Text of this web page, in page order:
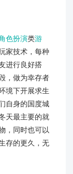
色扮演类游
家技术，每种
进行良好搭
，做为幸存者
境下开展求生
自身的国度城
天最主要的就
，同时也可以
存的更久，无